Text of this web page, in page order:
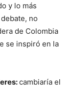
y lo más
no
de Colombia
se inspiró en la
cambiaría el